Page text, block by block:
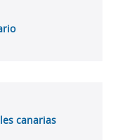
canarias